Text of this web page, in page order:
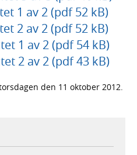
1 av 2 (pdf 52 kB)
2 av 2 (pdf 52 kB)
1 av 2 (pdf 54 kB)
2 av 2 (pdf 43 kB)
den 11 oktober 2012.